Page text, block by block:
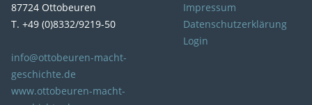
87724 Ottobeuren
T. +49 (0)8332/9219-50
info@ottobeuren-macht-
geschichte.de
www.ottobeuren-macht-
Impressum
Datenschutzerklärung
Login